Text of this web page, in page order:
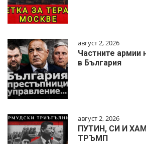
август 2, 2026
Частните армии
в България
август 2, 2026
ПУТИН, СИ И
ТРЪМП